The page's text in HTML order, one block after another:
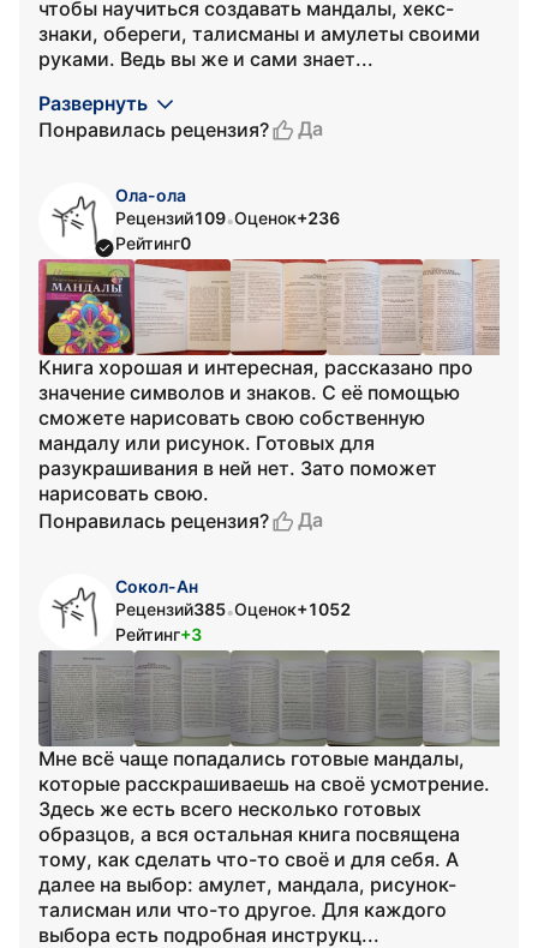
чтобы научиться создавать мандалы, хекс-
знаки, обереги, талисманы и амулеты своими
руками. Ведь вы же и сами знает...
Развернуть
Понравилась рецензия?
Да
Ола-ола
Рецензий109•Оценок+236
Рейтинг0
Книга хорошая и интересная, рассказано про
значение символов и знаков. С её помощью
сможете нарисовать свою собственную
мандалу или рисунок. Готовых для
разукрашивания в ней нет. Зато поможет
нарисовать свою.
Понравилась рецензия?
Да
Сокол-Ан
Рецензий385•Оценок+1052
Рейтинг+3
Мне всё чаще попадались готовые мандалы,
которые расскрашиваешь на своё усмотрение.
Здесь же есть всего несколько готовых
образцов, а вся остальная книга посвящена
тому, как сделать что-то своё и для себя. А
далее на выбор: амулет, мандала, рисунок-
талисман или что-то другое. Для каждого
выбора есть подробная инструкц...